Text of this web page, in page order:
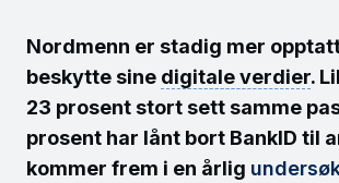
Nordmenn er stadig mer
beskytte sine digitale verdier.
23 prosent stort sett samme
prosent har lånt bort BankID til
kommer frem i en årlig